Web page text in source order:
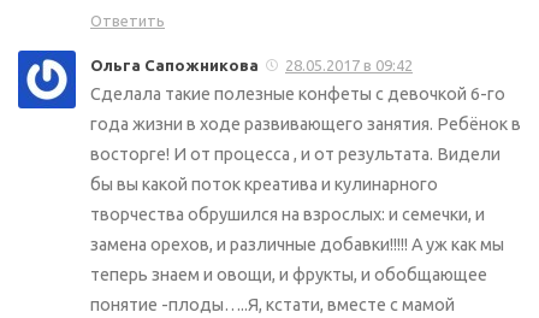
Ответить
Ольга Сапожникова 28.05.2017 в 09:42
Сделала такие полезные конфеты с девочкой 6-го
года жизни в ходе развивающего занятия. Ребёнок в
восторге! И от процесса , и от результата. Видели
бы вы какой поток креатива и кулинарного
творчества обрушился на взрослых: и семечки, и
замена орехов, и различные добавки!!!!! А уж как мы
теперь знаем и овощи, и фрукты, и обобщающее
понятие -плоды…..Я, кстати, вместе с мамой